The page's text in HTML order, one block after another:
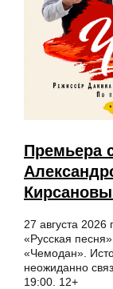
Премьера
27 августа
«Русская
«Чемодан».
неожиданно
19:00. 12+